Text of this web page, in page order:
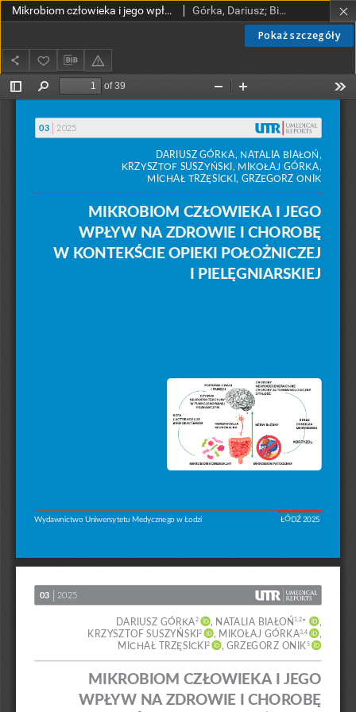
Pokaż szczegóły
Mikrobiom człowieka i jego wpływ na zdrowie i chorobę w kontekście opieki położniczej i pielęgniarskiej Górka, Dariusz; Białoń, Natalia; Suszyński, Krzysztof; Górka, Mikołaj; Trzęsicki, Michał; Onik, Grzegorz